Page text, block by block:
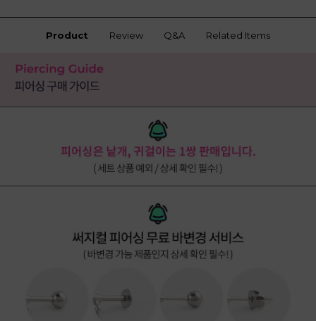
Product Review Q&A Related Items